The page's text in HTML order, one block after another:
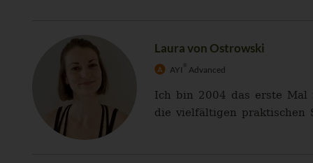
Laura von Ostrowski
AYI Advanced
Ich bin 2004 das erste Mal
die vielfältigen praktischen